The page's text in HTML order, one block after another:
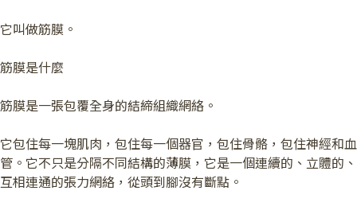
它叫做筋膜。
筋膜是什麼
筋膜是一張包覆全身的結締組織網絡。
它包住每一塊肌肉，包住每一個器官，包住骨骼，包住神經和血
管。它不只是分隔不同結構的薄膜，它是一個連續的、立體的、
互相連通的張力網絡，從頭到腳沒有斷點。